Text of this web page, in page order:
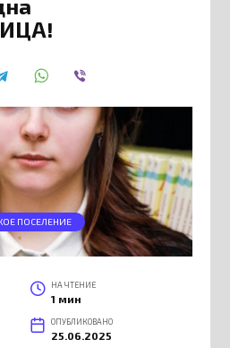
ПОСЕЛЕНИЕ
НА ЧТЕНИЕ
1 мин
ОПУБЛИКОВАНО
25.06.2025